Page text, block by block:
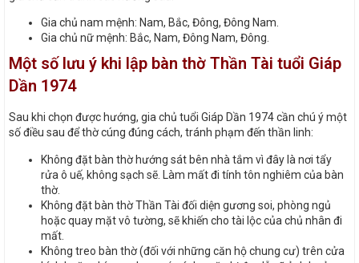
Gia chủ nam mệnh: Nam, Bắc, Đông, Đông Nam.
Gia chủ nữ mệnh: Bắc, Nam, Đông Nam, Đông.
Một số lưu ý khi lập bàn thờ Thần Tài tuổi Giáp
Dần 1974
Sau khi chọn được hướng, gia chủ tuổi Giáp Dần 1974 cần chú ý một
số điều sau để thờ cúng đúng cách, tránh phạm đến thần linh:
Không đặt bàn thờ hướng sát bên nhà tắm vì đây là nơi tẩy
rửa ô uế, không sạch sẽ. Làm mất đi tính tôn nghiêm của bàn
thờ.
Không đặt bàn thờ Thần Tài đối diện gương soi, phòng ngủ
hoặc quay mặt vô tường, sẽ khiến cho tài lộc của chủ nhân đi
mất.
Không treo bàn thờ (đối với những căn hộ chung cư) trên cửa